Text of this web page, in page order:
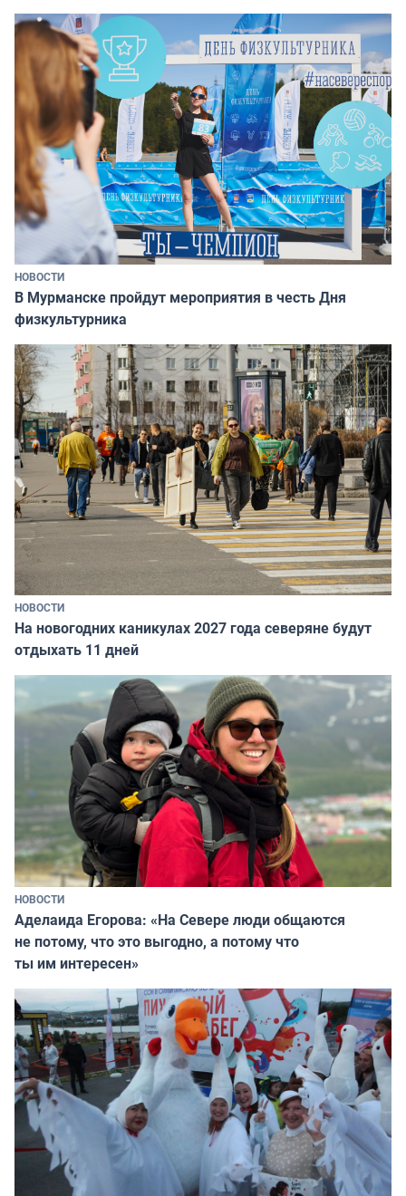
НОВОСТИ
В Мурманске пройдут мероприятия в честь Дня
физкультурника
НОВОСТИ
На новогодних каникулах 2027 года северяне будут
отдыхать 11 дней
НОВОСТИ
Аделаида Егорова: «На Севере люди общаются
не потому, что это выгодно, а потому что
ты им интересен»